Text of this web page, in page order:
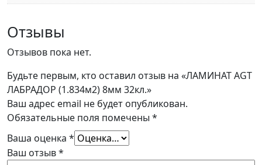
Отзывы
Отзывов пока нет.
Будьте первым, кто оставил отзыв на «ЛАМИНАТ AGT
ЛАБРАДОР (1.834м2) 8мм 32кл.»
Ваш адрес email не будет опубликован.
Обязательные поля помечены *
Ваша оценка *
Ваш отзыв*